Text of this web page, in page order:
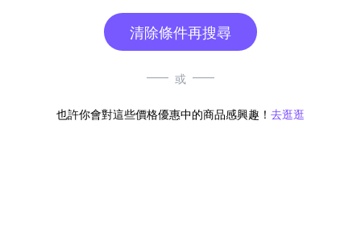
清除條件再搜尋
或
也許你會對這些價格優惠中的商品感興趣！ 去逛逛